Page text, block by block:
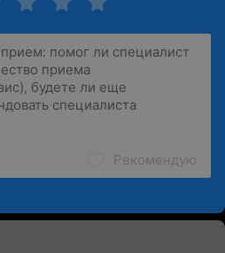
Рекомендую